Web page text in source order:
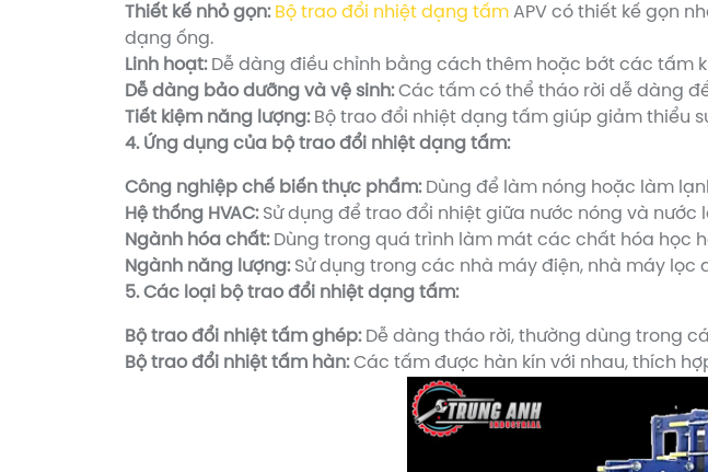
Thiết kế nhỏ gọn: Bộ trao đổi nhiệt dạng tấm APV có thiết kế gọn
dạng ống.
Linh hoạt:Dễ dàng điều chỉnh bằng cách thêm hoặc bớt các tấm
Dễ dàng bảo dưỡng và vệ sinh:Các tấm có thể tháo rời dễ dàng
Tiết kiệm năng lượng:Bộ trao đổi nhiệt dạng tấm giúp giảm thiểu
4. Ứng dụng của bộ trao đổi nhiệt dạng tấm:
Công nghiệp chế biến thực phẩm:Dùng để làm nóng hoặc làm
Hệ thống HVAC:Sử dụng để trao đổi nhiệt giữa nước nóng và
Ngành hóa chất:Dùng trong quá trình làm mát các chất hóa học
Ngành năng lượng:Sử dụng trong các nhà máy điện, nhà máy lọc
5. Các loại bộ trao đổi nhiệt dạng tấm:
Bộ trao đổi nhiệt tấm ghép:Dễ dàng tháo rời, thường dùng trong
Bộ trao đổi nhiệt tấm hàn:Các tấm được hàn kín với nhau, thích